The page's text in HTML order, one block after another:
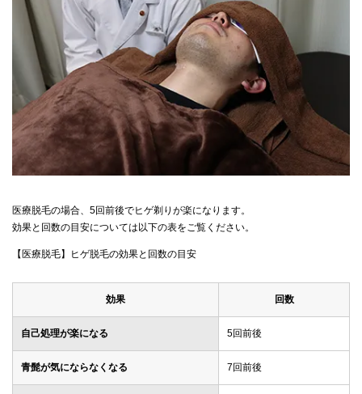
医療脱毛の場合、5回前後でヒゲ剃りが楽になります。
効果と回数の目安については以下の表をご覧ください。
【医療脱毛】ヒゲ脱毛の効果と回数の目安
効果 回数
自己処理が楽になる 5回前後
青髭が気にならなくなる 7回前後